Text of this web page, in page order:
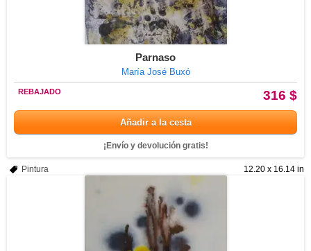
Parnaso
María José Buxó
316 $
REBAJADO
Añadir a la cesta
¡Envío y devolución gratis!
12.20 x 16.14 in
Pintura